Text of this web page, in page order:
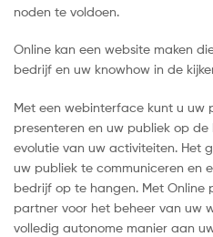
noden te voldoen.
Online kan een website maken
bedrijf en uw knowhow in de
Met een webinterface kunt u uw
presenteren en uw publiek op
evolutie van uw activiteiten. Het
uw publiek te communiceren en
bedrijf op te hangen. Met Online
partner voor het beheer van uw
volledig autonome manier aan